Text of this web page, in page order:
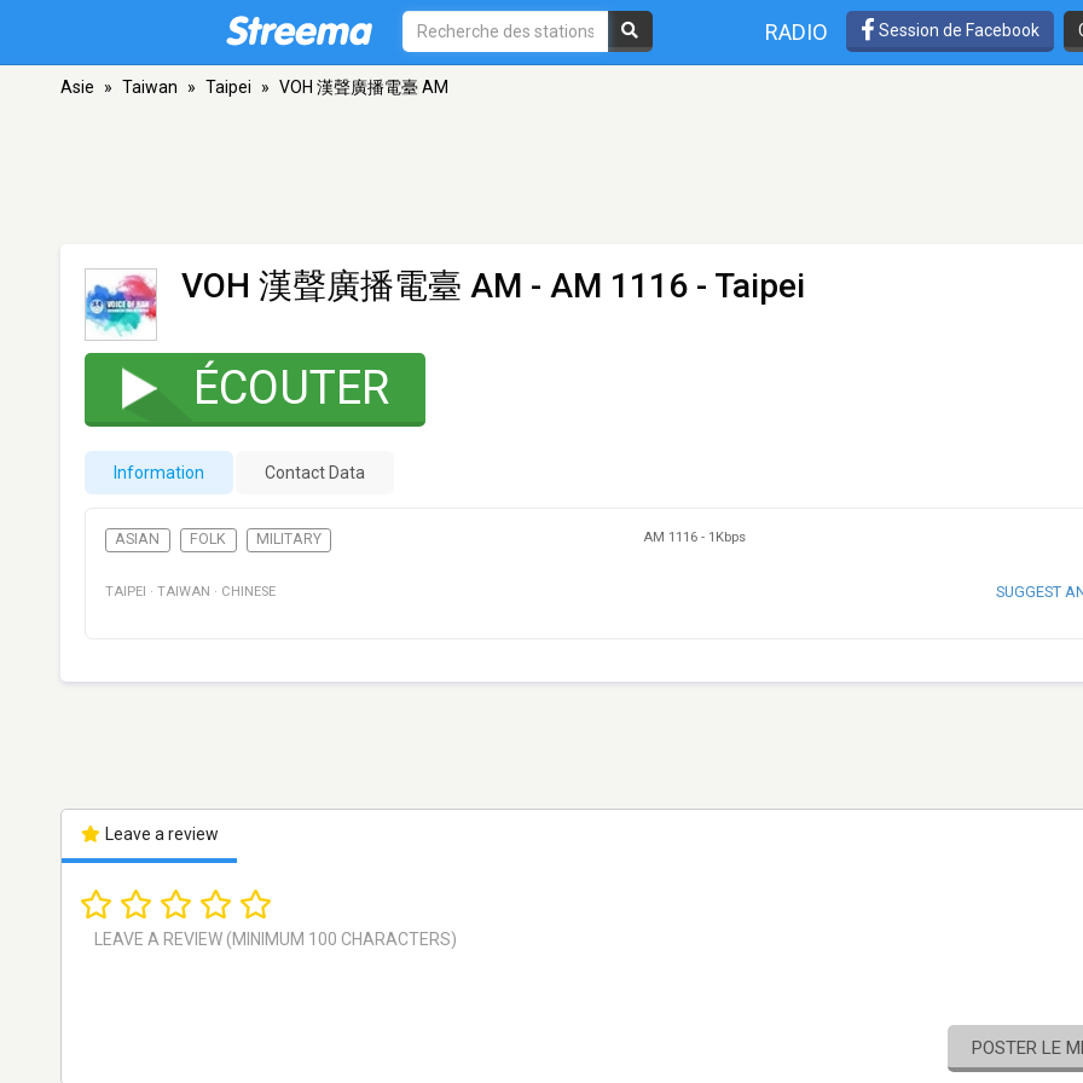
RADIO Session de Facebook
Asie » Taiwan » Taipei » VOH 漢聲廣播電臺 AM
VOH 漢聲廣播電臺 AM - AM 1116 - Taipei
ÉCOUTER
Information Contact Data
ASIAN FOLK MILITARY AM 1116 - 1Kbps
TAIPEI · TAIWAN · CHINESE SUGGEST
Leave a review
POSTER LE